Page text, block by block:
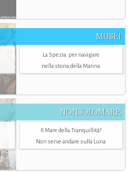
MUSEI
La Spezia. per navigare
nella storia della Marina
NONSOLOMARE
Il Mare della Tranquillità?
Non serve andare sulla Luna